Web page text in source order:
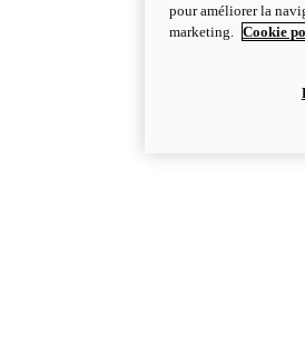
pour améliorer la
marketing.
Cookie